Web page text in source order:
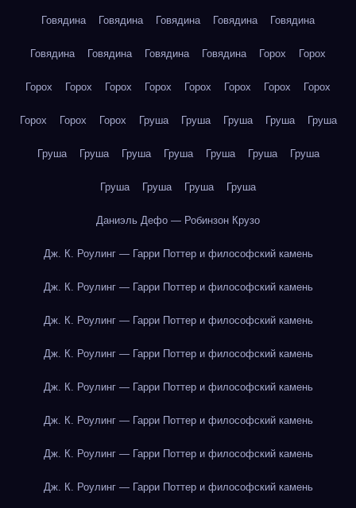
Говядина Говядина Говядина Говядина Говядина
Говядина Говядина Говядина Говядина Горох Горох
Горох Горох Горох Горох Горох Горох Горох Горох
Горох Горох Горох Груша Груша Груша Груша Груша
Груша Груша Груша Груша Груша Груша Груша
Груша Груша Груша Груша
Даниэль Дефо — Робинзон Крузо
Дж. К. Роулинг — Гарри Поттер и философский камень
Дж. К. Роулинг — Гарри Поттер и философский камень
Дж. К. Роулинг — Гарри Поттер и философский камень
Дж. К. Роулинг — Гарри Поттер и философский камень
Дж. К. Роулинг — Гарри Поттер и философский камень
Дж. К. Роулинг — Гарри Поттер и философский камень
Дж. К. Роулинг — Гарри Поттер и философский камень
Дж. К. Роулинг — Гарри Поттер и философский камень